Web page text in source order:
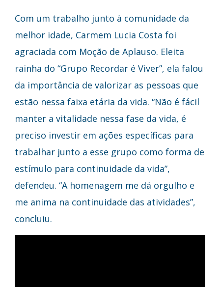
Com um trabalho junto à comunidade da
melhor idade, Carmem Lucia Costa foi
agraciada com Moção de Aplauso. Eleita
rainha do “Grupo Recordar é Viver”, ela falou
da importância de valorizar as pessoas que
estão nessa faixa etária da vida. “Não é fácil
manter a vitalidade nessa fase da vida, é
preciso investir em ações específicas para
trabalhar junto a esse grupo como forma de
estímulo para continuidade da vida”,
defendeu. “A homenagem me dá orgulho e
me anima na continuidade das atividades”,
concluiu.